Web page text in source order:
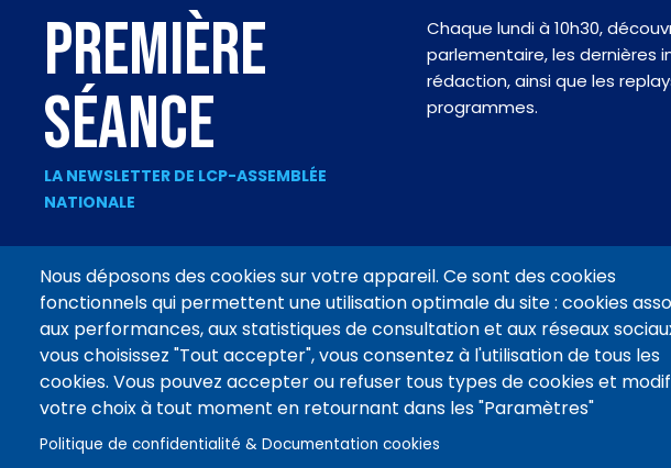
Nous déposons des cookies sur votre appareil. Ce sont des cookies
fonctionnels qui permettent une utilisation optimale du site : cookies
aux performances, aux statistiques de consultation et aux réseaux
vous choisissez "Tout accepter", vous consentez à l'utilisation de tous les
cookies. Vous pouvez accepter ou refuser tous types de cookies et
votre choix à tout moment en retournant dans les "Paramètres"
Politique de confidentialité & Documentation cookies
PREMIÈRE
SÉANCE
LA NEWSLETTER DE LCP-ASSEMBLÉE
NATIONALE
Chaque lundi à 10h30,
parlementaire, les dernières
rédaction, ainsi que les
programmes.
Footer
menu
CONTACT MENTIONS LÉGALES DONNÉES PERSONNELLES VIDÉOTHÈQUE